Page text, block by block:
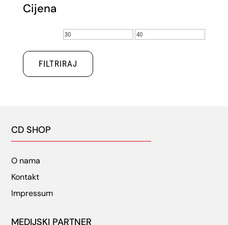
Cijena
Min
cijena
Maks
FILTRIRAJ
CD SHOP
O nama
Kontakt
Impressum
MEDIJSKI PARTNER